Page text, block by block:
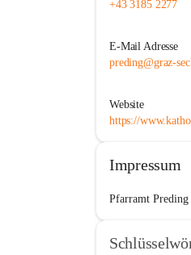
+43 3185 2277
E-Mail Adresse
preding@graz-
Website
https://
Impressum
Pfarramt Preding